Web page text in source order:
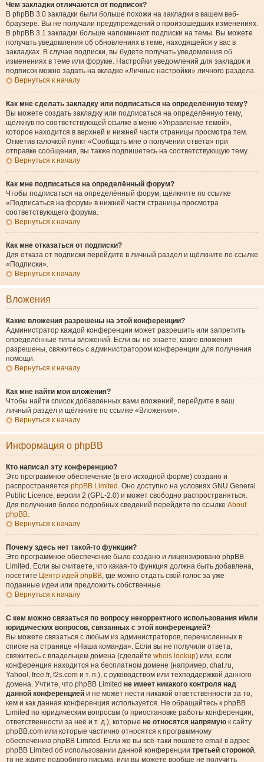
Чем закладки отличаются от подписок?
В phpBB 3.0 закладки были больше похожи на закладки в вашем веб-
браузере. Вы не получали предупреждений о произошедших изменениях.
В phpBB 3.1 закладки больше напоминают подписки на темы. Вы можете
получать уведомления об обновлениях в теме, находящейся у вас в
закладках. В случае подписки, вы будете получать уведомления об
изменениях в теме или форуме. Настройки уведомлений для закладок и
подписок можно задать на вкладке «Личные настройки» личного раздела.
Вернуться к началу
Как мне сделать закладку или подписаться на определённую тему?
Вы можете создать закладку или подписаться на определённую тему,
щёлкнув по соответствующей ссылке в меню «Управление темой»,
которое находится в верхней и нижней части страницы просмотра тем.
Отметив галочкой пункт «Сообщать мне о получении ответа» при
отправке сообщения, вы также подпишетесь на соответствующую тему.
Вернуться к началу
Как мне подписаться на определённый форум?
Чтобы подписаться на определённый форум, щёлкните по ссылке
«Подписаться на форум» в нижней части страницы просмотра
соответствующего форума.
Вернуться к началу
Как мне отказаться от подписки?
Для отказа от подписки перейдите в личный раздел и щёлкните по ссылке
«Подписки».
Вернуться к началу
Вложения
Какие вложения разрешены на этой конференции?
Администратор каждой конференции может разрешить или запретить
определённые типы вложений. Если вы не знаете, какие вложения
разрешены, свяжитесь с администратором конференции для получения
помощи.
Вернуться к началу
Как мне найти мои вложения?
Чтобы найти список добавленных вами вложений, перейдите в ваш
личный раздел и щёлкните по ссылке «Вложения».
Вернуться к началу
Информация о phpBB
Кто написал эту конференцию?
Это программное обеспечение (в его исходной форме) создано и
распространяется phpBB Limited . Оно доступно на условиях GNU General
Public Licence, версии 2 (GPL-2.0) и может свободно распространяться.
Для получения более подробных сведений перейдите по ссылке About
phpBB.
Вернуться к началу
Почему здесь нет такой-то функции?
Это программное обеспечение было создано и лицензировано phpBB
Limited. Если вы считаете, что какая-то функция должна быть добавлена,
посетите Центр идей phpBB, где можно отдать свой голос за уже
поданные идеи или предложить собственные.
Вернуться к началу
С кем можно связаться по вопросу некорректного использования и/или
юридических вопросов, связанных с этой конференцией?
Вы можете связаться с любым из администраторов, перечисленных в
списке на странице «Наша команда». Если вы не получили ответа,
свяжитесь с владельцем домена (сделайте whois lookup) или, если
конференция находится на бесплатном домене (например, chat.ru,
Yahoo!, free.fr, f2s.com и т. п.), с руководством или техподдержкой данного
домена. Учтите, что phpBB Limited не имеет никакого контроля над
данной конференцией и не может нести никакой ответственности за то,
кем и как данная конференция используется. Не обращайтесь к phpBB
Limited по юридическим вопросам (о приостановке работы конференции,
ответственности за неё и т. д.), которые не относятся напрямую к сайту
phpBB.com или которые частично относятся к программному
обеспечению phpBB Limited. Если же вы всё-таки пошлёте email в адрес
phpBB Limited об использовании данной конференции третьей стороной,
то не ждите подробного письма, или вы можете вообще не получить